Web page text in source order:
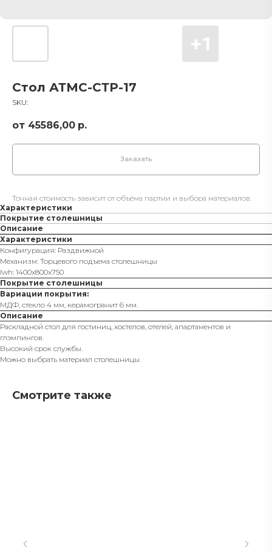
Стол АТМС-СТР-17
SKU:
45586,00 р.
Заказать
Точная стоимость зависит от объёма партии и выбора материалов.
Характеристики
Покрытие столешницы
Описание
Характеристики
Конфигурация: Раздвижной
Механизм: Торцевого подъема столешницы
lwh: 1400x800x750
Покрытие столешницы
Вариации покрытия:
МДФ, стекло 4 мм, керамогранит 6 мм.
Описание
Раскладной стол для гостиниц, хостелов, отелей, апартаментов и
глэмпингов.
Высокий срок службы.
Можно выбрать материал столешницы.
Смотрите также